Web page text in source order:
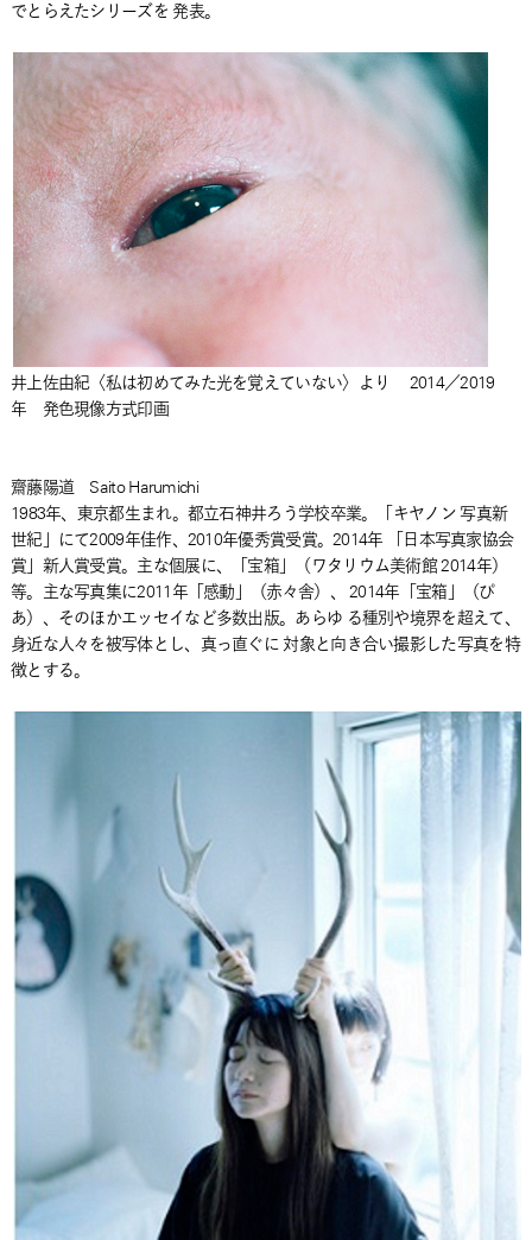
でとらえたシリーズを 発表。
井上佐由紀〈私は初めてみた光を覚えていない〉より 2014／2019
年 発色現像方式印画
齋藤陽道 Saito Harumichi
1983年、東京都生まれ。都立石神井ろう学校卒業。「キヤノン 写真新
世紀」にて2009年佳作、2010年優秀賞受賞。2014年 「日本写真家協会
賞」新人賞受賞。主な個展に、「宝箱」（ワタリウム美術館 2014年）
等。主な写真集に2011年「感動」（赤々舎）、 2014年「宝箱」（ぴ
あ）、そのほかエッセイなど多数出版。あらゆ る種別や境界を超えて、
身近な人々を被写体とし、真っ直ぐに 対象と向き合い撮影した写真を特
徴とする。